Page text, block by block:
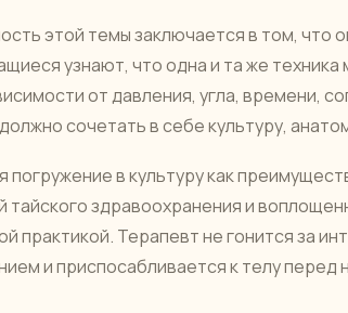
этой темы заключается в том, что
узнают, что одна и та же
от давления, угла, времени,
сочетать в себе культуру,
погружение в культуру как
тайского здравоохранения и
практикой. Терапевт не гонится за
и приспосабливается к телу перед